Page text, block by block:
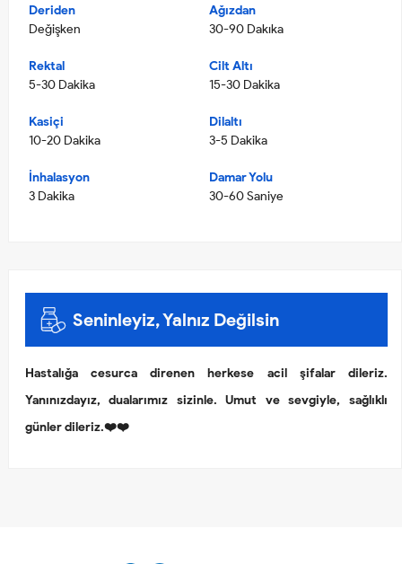
Deriden
Değişken
Ağızdan
30-90 Dakıka
Rektal
5-30 Dakika
Cilt Altı
15-30 Dakika
Kasiçi
10-20 Dakika
Dilaltı
3-5 Dakika
İnhalasyon
3 Dakika
Damar Yolu
30-60 Saniye
Seninleyiz, Yalnız Değilsin
Hastalığa cesurca direnen herkese acil şifalar dileriz.
Yanınızdayız, dualarımız sizinle. Umut ve sevgiyle, sağlıklı
günler dileriz.❤️❤️